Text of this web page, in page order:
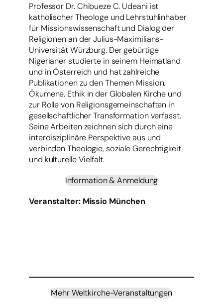
Professor Dr. Chibueze C. Udeani ist
katholischer Theologe und Lehrstuhlinhaber
für Missionswissenschaft und Dialog der
Religionen an der Julius-Maximilians-
Universität Würzburg. Der gebürtige
Nigerianer studierte in seinem Heimatland
und in Österreich und hat zahlreiche
Publikationen zu den Themen Mission,
Ökumene, Ethik in der Globalen Kirche und
zur Rolle von Religionsgemeinschaften in
gesellschaftlicher Transformation verfasst.
Seine Arbeiten zeichnen sich durch eine
interdisziplinäre Perspektive aus und
verbinden Theologie, soziale Gerechtigkeit
und kulturelle Vielfalt.
Information & Anmeldung
Veranstalter: Missio München
Mehr Weltkirche-Veranstaltungen